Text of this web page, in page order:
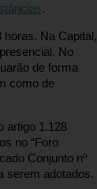
.
Na Capital,
No
de forma
como de
artigo 1.128
no “Foro
Conjunto nº
serem adotados.